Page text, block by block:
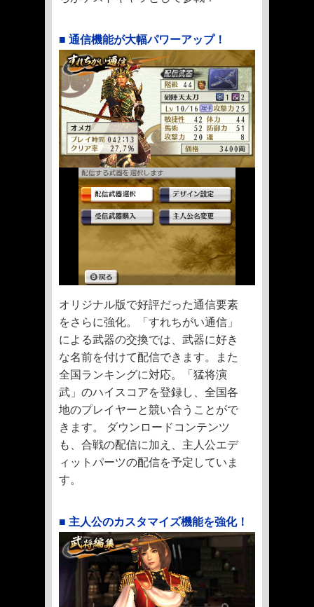
■ 通信機能が大幅パワーアップ！
オリジナル版で好評だった通信要素
をさらに強化。「すれちがい通信」
による武器の交換では、武器に好き
な名前を付けて配信できます。また
全国ランキングに対応。「猛将演
武」のハイスコアを登録し、全国各
地のプレイヤーと競い合うことがで
きます。 ダウンロードコンテンツ
も、合戦の配信に加え、主人公エデ
ィットパーツの配信を予定していま
す。
■ 主人公のカスタマイズ機能を強化！